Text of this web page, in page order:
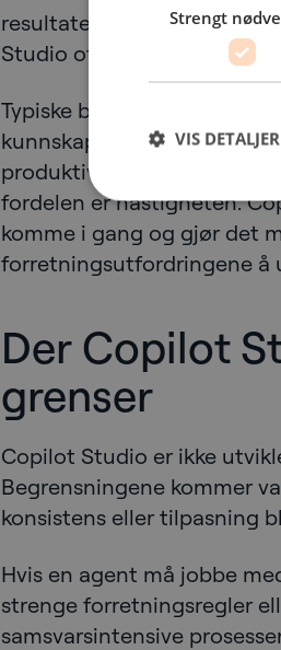
resultatene ikke krever
Studio ofte det beste stedet
Typiske bruksområder er
kunnskapsassistenter, HR-
produktivitetsfokuserte
fordelen er hastigheten.
komme i gang og gjør det
forretningsutfordringene å
Der Copilot
grenser
Copilot Studio er ikke
Begrensningene kommer
konsistens eller tilpasning
Hvis en agent må jobbe
strenge forretningsregler
samsvarsintensive
Strengt
VIS DETALJER